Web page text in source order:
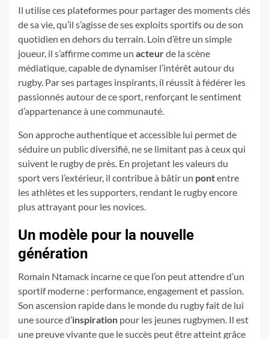
Il utilise ces plateformes pour partager des moments clés
de sa vie, qu’il s’agisse de ses exploits sportifs ou de son
quotidien en dehors du terrain. Loin d’être un simple
joueur, il s’affirme comme un acteurde la scène
médiatique, capable de dynamiser l’intérêt autour du
rugby. Par ses partages inspirants, il réussit à fédérer les
passionnés autour de ce sport, renforçant le sentiment
d’appartenance à une communauté.
Son approche authentique et accessible lui permet de
séduire un public diversifié, ne se limitant pas à ceux qui
suivent le rugby de près. En projetant les valeurs du
sport vers l’extérieur, il contribue à bâtir un pontentre
les athlètes et les supporters, rendant le rugby encore
plus attrayant pour les novices.
Un modèle pour la nouvelle
génération
Romain Ntamack incarne ce que l’on peut attendre d’un
sportif moderne : performance, engagement et passion.
Son ascension rapide dans le monde du rugby fait de lui
une source d’inspiration pour les jeunes rugbymen. Il est
une preuve vivante que le succès peut être atteint grâce